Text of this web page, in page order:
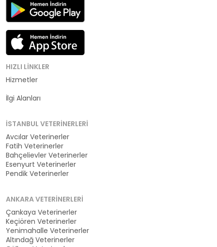
HIZLI LINKLER
Hizmetler
İlgi Alanları
İSTANBUL VETERINERLERI
Avcılar Veterinerler
Fatih Veterinerler
Bahçelievler Veterinerler
Esenyurt Veterinerler
Pendik Veterinerler
ANKARA VETERINERLERI
Çankaya Veterinerler
Keçiören Veterinerler
Yenimahalle Veterinerler
Altındağ Veterinerler